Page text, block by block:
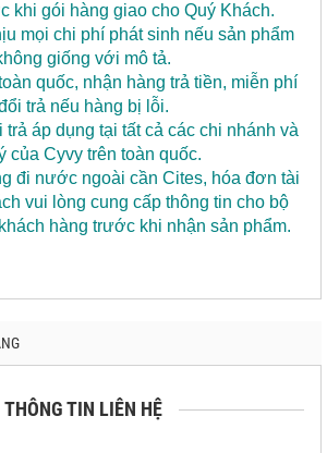
khi gói hàng giao cho Quý Khách.
mọi chi phí phát sinh nếu sản phẩm
giống với mô tả.
quốc, nhận hàng trả tiền, miễn phí
trả nếu hàng bị lỗi.
trả áp dụng tại tất cả các chi nhánh và
của Cyvy trên toàn quốc.
đi nước ngoài cần Cites, hóa đơn tài
vui lòng cung cấp thông tin cho bộ
hàng trước khi nhận sản phẩm.
THÔNG TIN LIÊN HỆ